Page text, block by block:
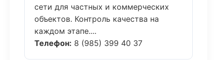
сети для частных и коммерческих
объектов. Контроль качества на
каждом этапе....
Телефон: 8 (985) 399 40 37